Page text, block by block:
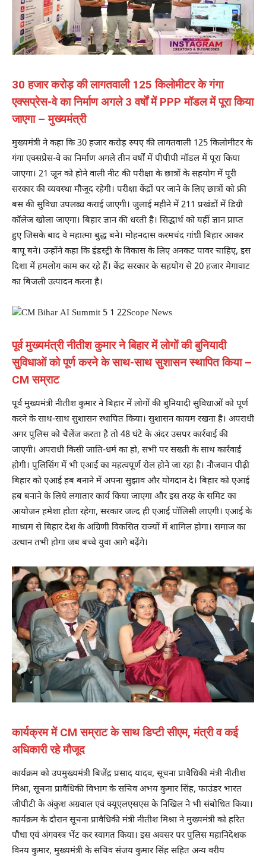
30 हजार करोड़ की लागतवाली 125 किलोमीटर के गंगा
एक्सप्रेस-वे का निर्माण अगले 3 वर्षों में PPP मॉडल में पूरा किया
जाएगा – मुख्यमंत्री
मुख्यमंत्री ने कहा कि 30 हजार करोड़ रुपए की लागतवाली 125 किलोमीटर के
गंगा एक्सप्रेस-वे का निर्माण अगले तीन वर्षों में पीपीपी मॉडल में पूरा किया
जाएगा। 21 जून को होने वाली नीट की परीक्षा के छात्रों के सहयोग में पूरी
सरकार की व्यवस्था मौजूद रहेगी। परीक्षा केंद्रों पर जाने के लिए छात्रों को फ्री
बस की सुविधा उपलब्ध कराई जाएगी। जुलाई महीने में 211 प्रखंडों में डिग्री
कॉलेज खोला जाएगा। बिहार ज्ञान की धरती है। सिद्धार्थ को यहीं ज्ञान प्राप्त
हुए जिसके बाद वे महात्मा बुद्ध बने। मोहनदास करमचंद गांधी बिहार आकर
बापू बने। उन्होंने कहा कि इंडस्ट्री के विकास के लिए अनकट पावर चाहिए, इस
दिशा में हमलोग काम कर रहे हैं। केंद्र सरकार के सहयोग से 20 हजार मेगावाट
का बिजली उत्पादन करना है।
पूर्व मुख्यमंत्री नीतीश कुमार ने बिहार में लोगों की बुनियादी
सुविधाओं को पूर्ण करने के साथ-साथ सुशासन स्थापित किया –
CM सम्राट
पूर्व मुख्यमंत्री नीतीश कुमार ने बिहार में लोगों की बुनियादी सुविधाओं को पूर्ण
करने के साथ-साथ सुशासन स्थापित किया। सुशासन कायम रखना है। अपराधी
अगर पुलिस को चैलेंज करता है तो 48 घंटे के अंदर उसपर कार्रवाई की
जाएगी। अपराधी किसी जाति-धर्म का हो, सभी पर सख्ती के साथ कार्रवाई
होगी। पुलिसिंग में भी एआई का महत्वपूर्ण रोल होने जा रहा है। नौजवान पीढ़ी
बिहार को एआई हब बनाने में अपना सुझाव और योगदान दे। बिहार को एआई
हब बनाने के लिये लगातार कार्य किया जाएगा और इस तरह के समिट का
आयोजन हमेशा होता रहेगा, सरकार जल्द ही एआई पॉलिसी लाएगी। एआई के
माध्यम से बिहार देश के अग्रिणी विकसित राज्यों में शामिल होगा। समाज का
उत्थान तभी होगा जब बच्चे युवा आगे बढ़ेंगे।
कार्यक्रम में CM सम्राट के साथ डिप्टी सीएम, मंत्री व कई
अधिकारी रहे मौजूद
कार्यक्रम को उपमुख्यमंत्री बिजेंद्र प्रसाद यादव, सूचना प्रावैधिकी मंत्री नीतीश
मिश्रा, सूचना प्रावैधिकी विभाग के सचिव अभय कुमार सिंह, फाउंडर भारत
जीपीटी के अंकुश अग्रवाल एवं क्यूएलएसएस के निखिल ने भी संबोधित किया।
कार्यक्रम के दौरान सूचना प्रावैधिकी मंत्री नीतीश मिश्रा ने मुख्यमंत्री को हरित
पौधा एवं अंगवस्त्र भेंट कर स्वागत किया। इस अवसर पर पुलिस महानिदेशक
विनय कुमार, मुख्यमंत्री के सचिव संजय कुमार सिंह सहित अन्य वरीय